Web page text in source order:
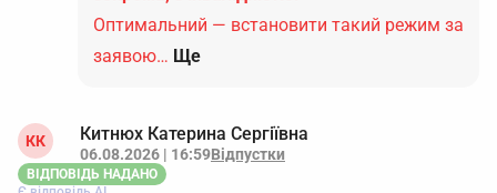
Оптимальний — встановити такий режим за
заявою… Ще
КК Китнюх Катерина Сергіївна
06.08.2026 | 16:59Відпустки
ВІДПОВІДЬ НАДАНО